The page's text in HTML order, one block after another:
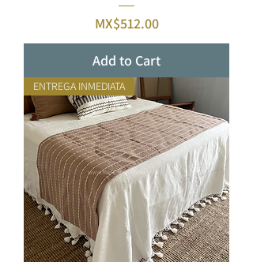
Price
MX$512.00
Add to Cart
ENTREGA INMEDIATA